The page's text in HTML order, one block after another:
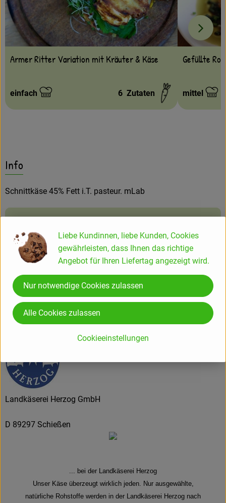
Armer Ritter Variation mit Kräuter & Käse
Schwierigkeit:
einfach 6 Zutaten
Gefüllte
mittel
Info
Schnittkäse 45% Fett i.T. pasteur. mLab
Herkunft
Hersteller: Roggenburger Bio
Landkäserei Herzog GmbH
D 89297 Schießen
... bei der Landkäserei Herzog
Unser Käse überzeugt wirklich jeden. Nur ausgewählte,
natürliche Rohstoffe werden in der Landkäserei Herzog nach
Liebe Kundinnen, liebe Kunden, Cookies
gewährleisten, dass Ihnen das richtige
Angebot für Ihren Liefertag angezeigt wird.
Cookieeinstellungen
Nur notwendige Cookies zulassen
Alle Cookies zulassen